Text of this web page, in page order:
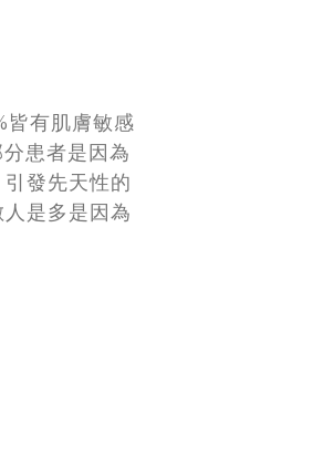
有肌膚敏感
患者是因為
發先天性的
是多是因為